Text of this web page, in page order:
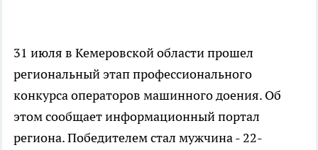
31 июля в Кемеровской области прошел
региональный этап профессионального
конкурса операторов машинного доения. Об
этом сообщает информационный портал
региона. Победителем стал мужчина - 22-